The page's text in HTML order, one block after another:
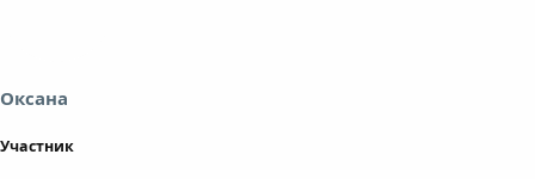
Оксана
Участник